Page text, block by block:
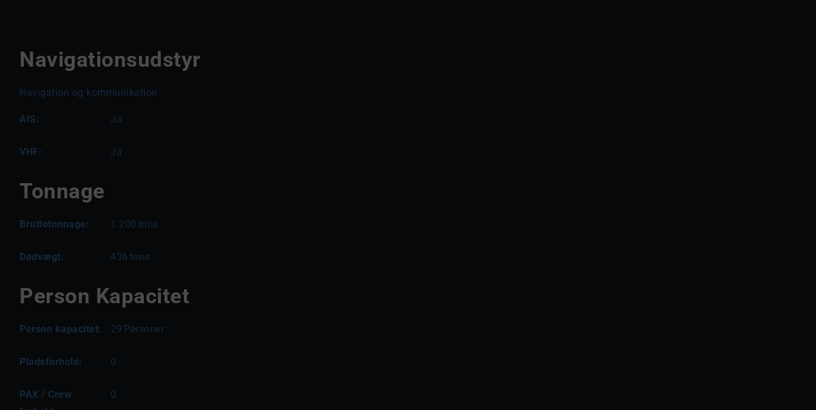
Navigationsudstyr
Navigation og kommunikation
AIS: Ja
VHF: Ja
Tonnage
Bruttotonnage: 1.200 tons
Dødvægt: 436 tons
Person Kapacitet
Person kapacitet: 29 Personer
Pladsforhold: 0
PAX / Crew
0